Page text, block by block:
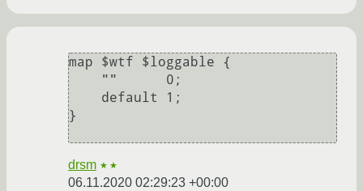
map $wtf $loggable {
}
drsm ★★
06.11.2020 02:29:23 +00:00